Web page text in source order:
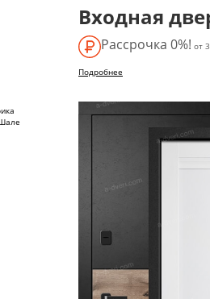
Входная
Рассрочка 0%! от
Подробнее